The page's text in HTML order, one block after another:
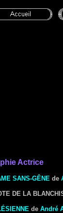
Actrice
SANS-GÊNE de
DE LA
de André